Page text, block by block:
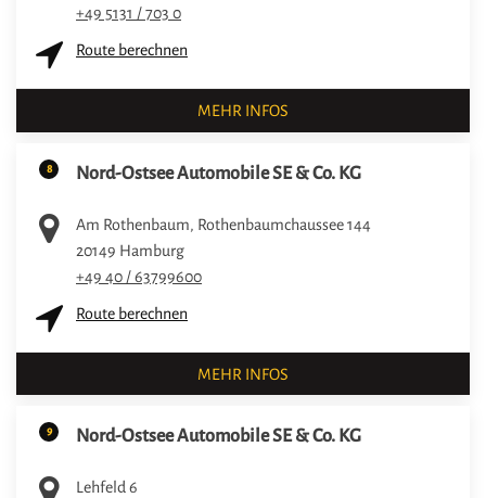
+49 5131 / 703 0
Route berechnen
MEHR INFOS
8 Nord-Ostsee Automobile SE & Co. KG
Am Rothenbaum, Rothenbaumchaussee 144
20149 Hamburg
+49 40 / 63799600
Route berechnen
MEHR INFOS
9 Nord-Ostsee Automobile SE & Co. KG
Lehfeld 6